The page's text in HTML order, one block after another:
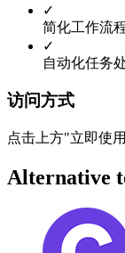
✓
简化工作流
✓
自动化任务
访问方式
点击上方"立即使
Alternative